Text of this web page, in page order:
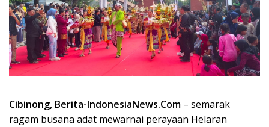
Cibinong, Berita-IndonesiaNews.Com – semarak
ragam busana adat mewarnai perayaan Helaran